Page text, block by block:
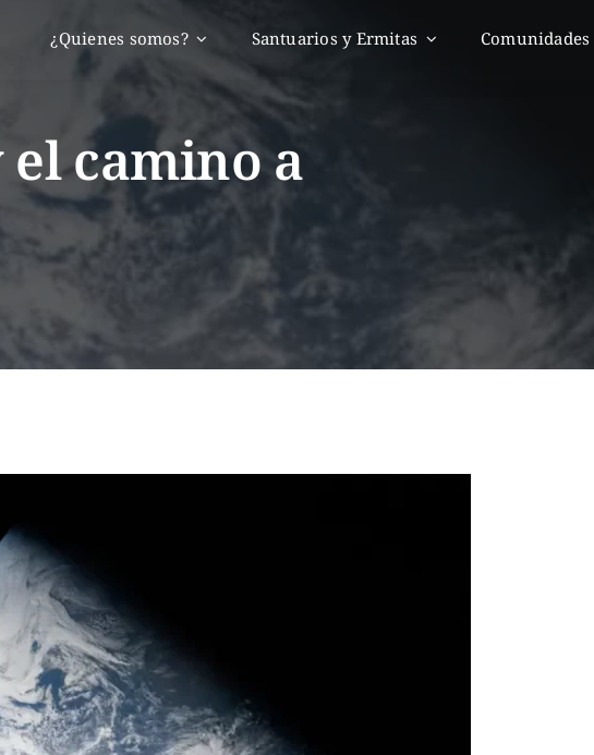
¿Quienes somos? Santuarios y Ermitas Comunidades
camino a